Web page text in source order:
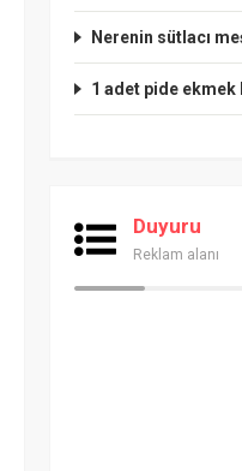
Nerenin sütlacı
1 adet pide
Duyuru
Reklam alanı